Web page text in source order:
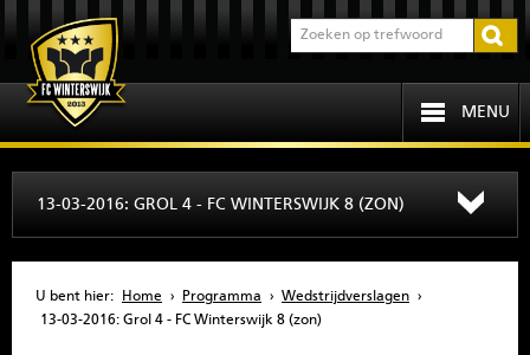
MENU
OVER FCW
13-03-2016: GROL 4 - FC WINTERSWIJK 8 (ZON)
U bent hier: Home › Programma › Wedstrijdverslagen ›
13-03-2016: Grol 4 - FC Winterswijk 8 (zon)